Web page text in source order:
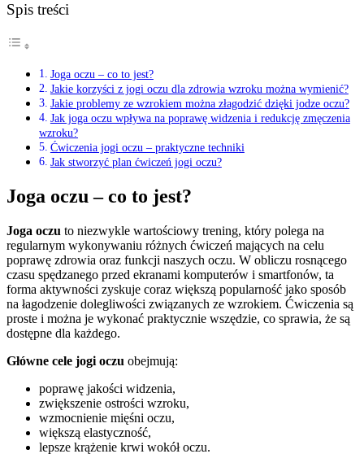
Spis treści
Joga oczu – co to jest?
Jakie korzyści z jogi oczu dla zdrowia wzroku można wymienić?
Jakie problemy ze wzrokiem można złagodzić dzięki jodze oczu?
Jak joga oczu wpływa na poprawę widzenia i redukcję zmęczenia
wzroku?
Ćwiczenia jogi oczu – praktyczne techniki
Jak stworzyć plan ćwiczeń jogi oczu?
Joga oczu – co to jest?
Joga oczu to niezwykle wartościowy trening, który polega na
regularnym wykonywaniu różnych ćwiczeń mających na celu
poprawę zdrowia oraz funkcji naszych oczu. W obliczu rosnącego
czasu spędzanego przed ekranami komputerów i smartfonów, ta
forma aktywności zyskuje coraz większą popularność jako sposób
na łagodzenie dolegliwości związanych ze wzrokiem. Ćwiczenia są
proste i można je wykonać praktycznie wszędzie, co sprawia, że są
dostępne dla każdego.
Główne cele jogi oczu obejmują:
poprawę jakości widzenia,
zwiększenie ostrości wzroku,
wzmocnienie mięśni oczu,
większą elastyczność,
lepsze krążenie krwi wokół oczu.